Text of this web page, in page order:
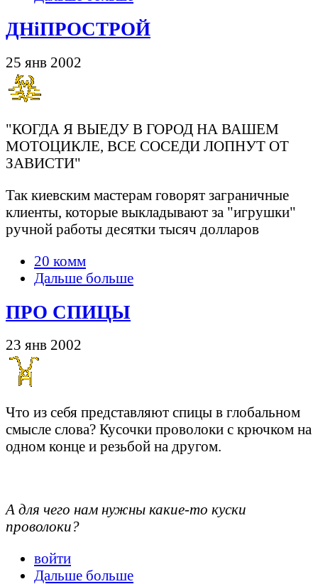
ДНiПРОСТРОЙ
25 янв 2002
"КОГДА Я ВЫЕДУ В ГОРОД НА ВАШЕМ
МОТОЦИКЛЕ, ВСЕ СОСЕДИ ЛОПНУТ ОТ
ЗАВИСТИ"
Так киевским мастерам говорят заграничные
клиенты, которые выкладывают за "игрушки"
ручной работы десятки тысяч долларов
20 комм
Дальше больше
ПРО СПИЦЫ
23 янв 2002
Что из себя представляют спицы в глобальном
смысле слова? Кусочки проволоки с крючком на
одном конце и резьбой на другом.
А для чего нам нужны какие-то куски
проволоки?
войти
Дальше больше